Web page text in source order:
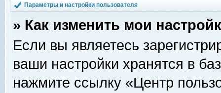
Параметры и настройки пользователя
» Как изменить мои
Если вы являетесь
ваши настройки хранятся в
нажмите ссылку «Центр